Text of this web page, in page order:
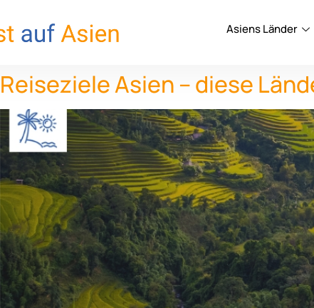
Asiens Länder
Reiseziele Asien – diese